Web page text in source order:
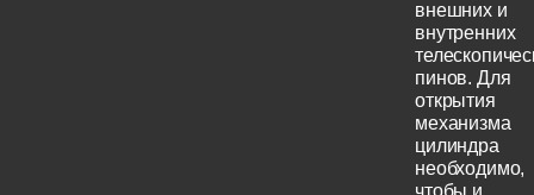
внешних и
внутренних
пинов. Для
открытия
механизма
цилиндра
необходимо,